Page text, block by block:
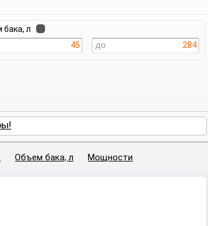
л
45
284
Объем бака, л Мощности